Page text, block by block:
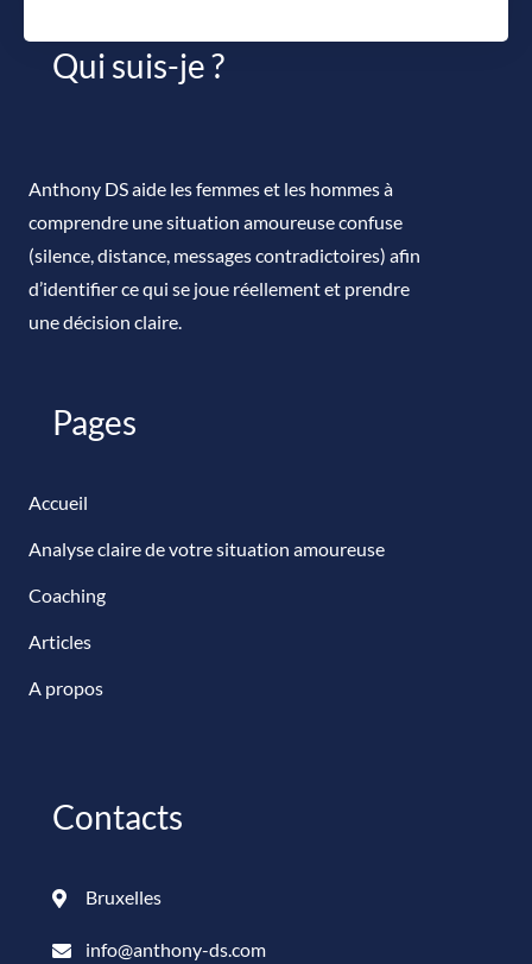
Qui suis-je ?
Anthony DS aide les femmes et les hommes à
comprendre une situation amoureuse confuse
(silence, distance, messages contradictoires) afin
d’identifier ce qui se joue réellement et prendre
une décision claire.
Pages
Accueil
Analyse claire de votre situation amoureuse
Coaching
Articles
A propos
Contacts
Bruxelles
info@anthony-ds.com